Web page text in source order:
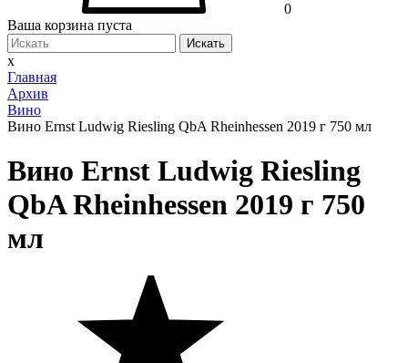
0
Ваша корзина пуста
Искать
x
Главная
Архив
Вино
Вино Ernst Ludwig Riesling QbA Rheinhessen 2019 г 750 мл
Вино Ernst Ludwig Riesling
QbA Rheinhessen 2019 г 750
мл